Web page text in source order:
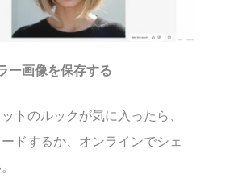
ー画像を保存する
トのルックが気に入ったら、
ドするか、オンラインでシェ